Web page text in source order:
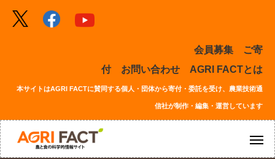
会員募集
ご寄
付
お問い合わせ AGRI FACTとは
本サイトはAGRI FACTに賛同する個人・団体から寄付・委託を受け、農業技術通
信社が制作・編集・運営しています